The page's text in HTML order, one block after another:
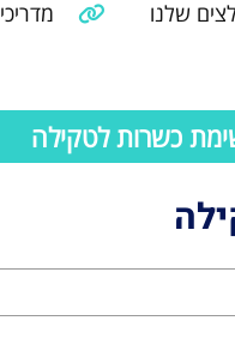
שלנו
כשרות לטקילה